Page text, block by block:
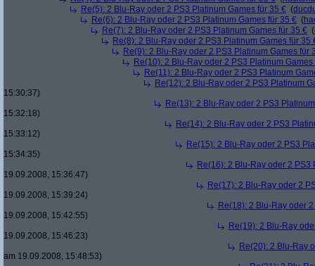
Re(5): 2 Blu-Ray oder 2 PS3 Platinum Games für 35 € (
Re(6): 2 Blu-Ray oder 2 PS3 Platinum Games für 35 € (
Re(7): 2 Blu-Ray oder 2 PS3 Platinum Games für 35 € (
Re(8): 2 Blu-Ray oder 2 PS3 Platinum Games für 35
Re(9): 2 Blu-Ray oder 2 PS3 Platinum Games für
Re(10): 2 Blu-Ray oder 2 PS3 Platinum Games
Re(11): 2 Blu-Ray oder 2 PS3 Platinum
Re(12): 2 Blu-Ray oder 2 PS3 Platinum
15:30:37)
Re(13): 2 Blu-Ray oder 2 PS3
15:32:18)
Re(14): 2 Blu-Ray oder 2 PS3
15:33:12)
Re(15): 2 Blu-Ray oder 2 PS3
15:34:35)
Re(16): 2 Blu-Ray oder 2 PS3
19.09.2008, 15:36:47)
Re(17): 2 Blu-Ray oder 2
19.09.2008, 15:39:24)
Re(18): 2 Blu-Ray oder
19.09.2008, 15:42:55)
Re(19): 2 Blu-Ray
19.09.2008, 15:46:23)
Re(20): 2 Blu-Ray
am 19.09.2008, 15:48:53)